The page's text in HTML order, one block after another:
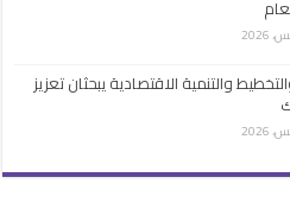
والتنمية الاقتصادية يبحثان تعزيز